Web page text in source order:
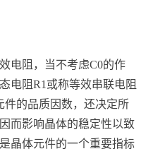
电阻，当不考虑C0的作
电阻R1或称等效串联电阻
件的品质因数，还决定所
而影响晶体的稳定性以致
晶体元件的一个重要指标